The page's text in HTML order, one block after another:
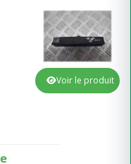
Voir le produit